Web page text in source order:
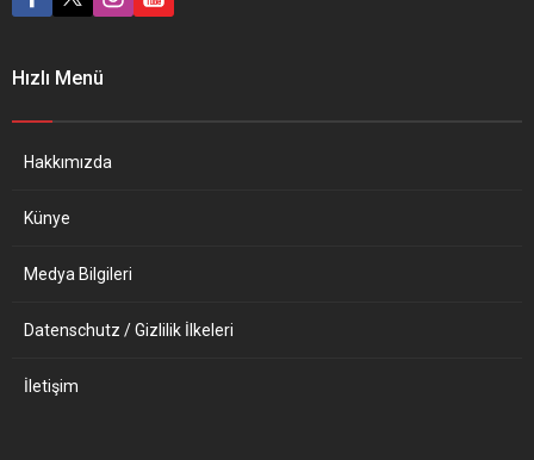
özgürlüğü ve insan hakları
var yıllardır karşımızda:
Hızlı Menü
Hakkımızda
Künye
Medya Bilgileri
Datenschutz / Gizlilik İlkeleri
İletişim